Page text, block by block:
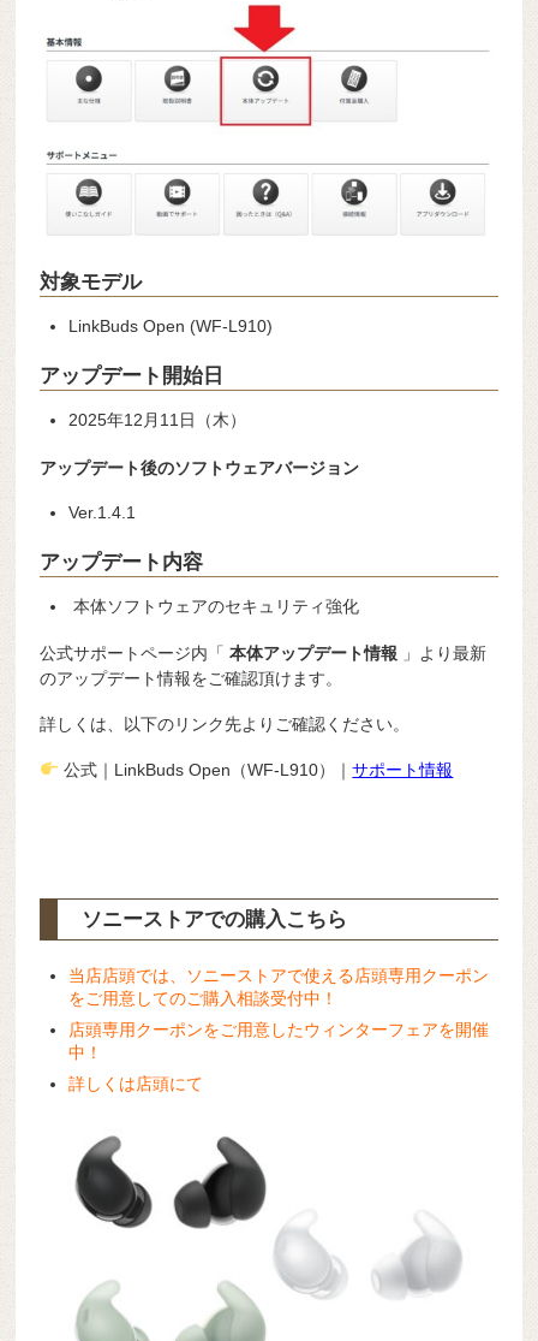
対象モデル
LinkBuds Open (WF-L910)
アップデート開始日
2025年12月11日（木）
アップデート後のソフトウェアバージョン
Ver.1.4.1
アップデート内容
本体ソフトウェアのセキュリティ強化
公式サポートページ内「本体アップデート情報 」より最新
のアップデート情報をご確認頂けます。
詳しくは、以下のリンク先よりご確認ください。
公式｜LinkBuds Open（WF-L910）｜サポート情報
ソニーストアでの購入こちら
当店店頭では、ソニーストアで使える店頭専用クーポン
をご用意してのご購入相談受付中！
店頭専用クーポンをご用意したウィンターフェアを開催
中！
詳しくは店頭にて